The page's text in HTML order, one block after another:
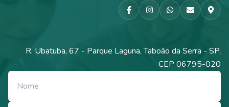
R. Ubatuba, 67 - Parque Laguna, Taboão da Serra - SP,
CEP 06795-020